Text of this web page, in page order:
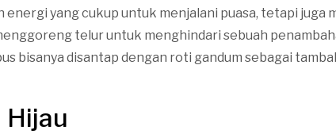
energi yang cukup untuk menjalani puasa, tetapi juga
telur untuk menghindari sebuah
bisanya disantap dengan roti gandum sebagai
Hijau